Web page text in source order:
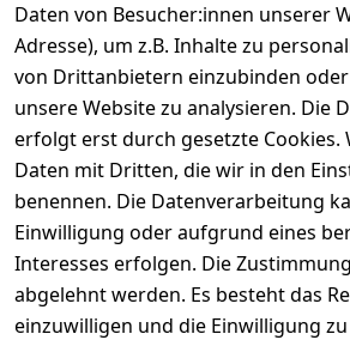
Daten von Besucher:innen unserer
Adresse), um z.B. Inhalte zu
von Drittanbietern einzubinden
unsere Website zu analysieren. Die
erfolgt erst durch gesetzte Cookies.
Daten mit Dritten, die wir in den
benennen. Die Datenverarbeitung
Einwilligung oder aufgrund eines
Interesses erfolgen. Die
abgelehnt werden. Es besteht das
einzuwilligen und die Einwilligung
Rechtliches
AGB
Impressum
Datenschutze
rklärung
Barrierefreihe
itserklärung
Widerrufsrec
ht
Service
Kontakt
Registrieren
Rechnungska
Kontakt
↺ 30 Tage
Widerrufsre
cht
nen
r:
3, 06184
Telefon:
1512
E-Mail:
em.de